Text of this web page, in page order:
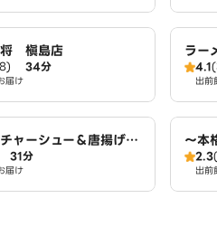
槇島店
34分
届け
ラー
4.1
出前
チャーシュー＆唐揚げ
ス 宇治小倉店
31分
届け
～本
辣湯
2.3
出前